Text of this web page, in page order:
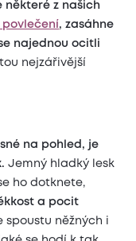
některé z našich
, zasáhne
najednou ocitli
nejzářivější
na pohled, je
Jemný hladký lesk
ho dotknete,
a pocit
spoustu něžných i